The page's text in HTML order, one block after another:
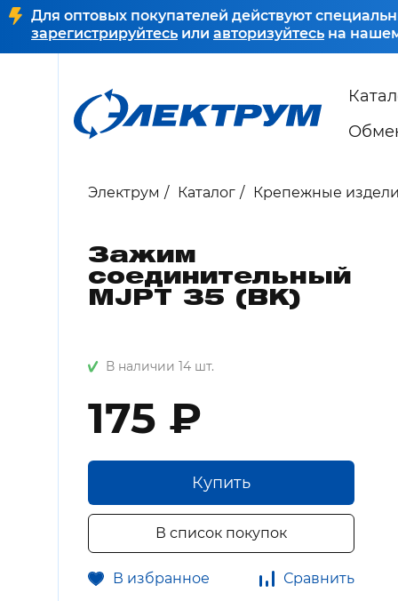
Для оптовых покупателей действуют
зарегистрируйтесь или авторизуйтесь на
Электрум Каталог Крепежные
Зажим
соединительный
MJPT 35 (ВК)
В наличии 14 шт.
175 ₽
Купить
В список покупок
В избранное Сравнить